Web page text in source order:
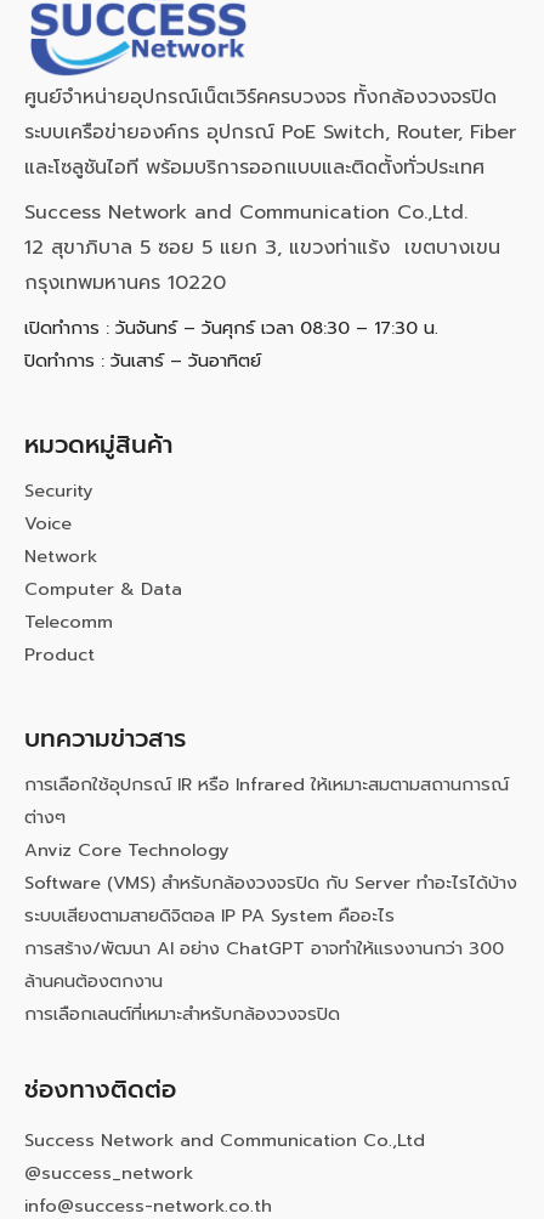
ศูนย์จำหน่ายอุปกรณ์เน็ตเวิร์คครบวงจร ทั้งกล้องวงจรปิด
ระบบเครือข่ายองค์กร อุปกรณ์ PoE Switch, Router, Fiber
และโซลูชันไอที พร้อมบริการออกแบบและติดตั้งทั่วประเทศ
Success Network and Communication Co.,Ltd.
12 สุขาภิบาล 5 ซอย 5 แยก 3, แขวงท่าแร้ง เขตบางเขน
กรุงเทพมหานคร 10220
เปิดทำการ : วันจันทร์ – วันศุกร์ เวลา 08:30 – 17:30 น.
ปิดทำการ : วันเสาร์ – วันอาทิตย์
หมวดหมู่สินค้า
Security
Voice
Network
Computer & Data
Telecomm
Product
บทความข่าวสาร
การเลือกใช้อุปกรณ์ IR หรือ Infrared ให้เหมาะสมตามสถานการณ์
ต่างๆ
Anviz Core Technology
Software (VMS) สำหรับกล้องวงจรปิด กับ Server ทำอะไรได้บ้าง
ระบบเสียงตามสายดิจิตอล IP PA System คืออะไร
การสร้าง/พัฒนา AI อย่าง ChatGPT อาจทำให้แรงงานกว่า 300
ล้านคนต้องตกงาน
การเลือกเลนต์ที่เหมาะสำหรับกล้องวงจรปิด
ช่องทางติดต่อ
Success Network and Communication Co.,Ltd
@success_network
info@success-network.co.th